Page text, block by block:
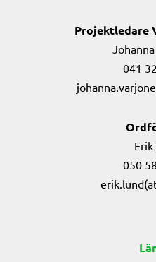
Projektledare
041
050